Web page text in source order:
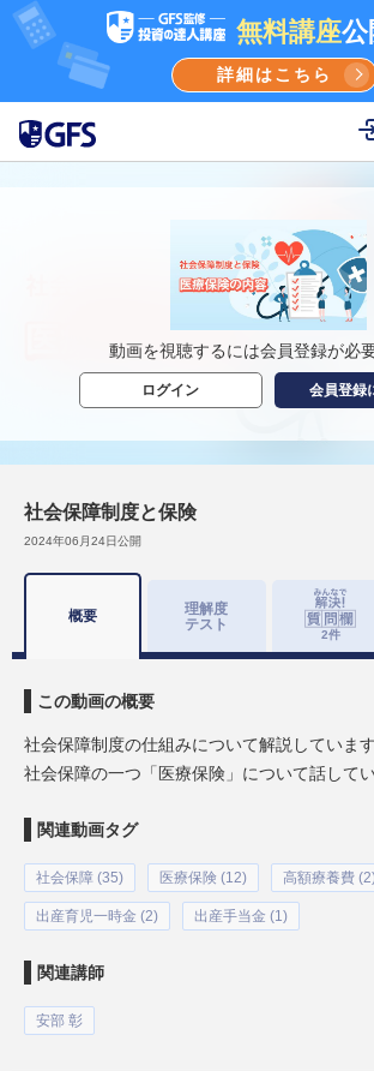
無料講座公
詳細はこちら
動画を視聴するには会員登録が必要
ログイン 会員登録
社会保障制度と保険
2024年06月24日公開
概要
理解度
テスト
2件
この動画の概要
社会保障制度の仕組みについて解説しています
社会保障の一つ「医療保険」について話してい
関連動画タグ
社会保障 (35) 医療保険 (12) 高額療養費
出産育児一時金 (2) 出産手当金 (1)
関連講師
安部 彰